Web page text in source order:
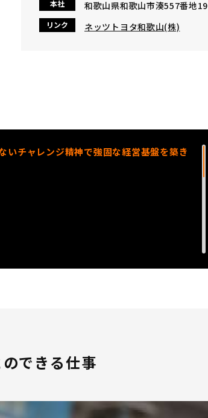
本社 和歌山県和歌山市湊557番地19
リンク ネッツトヨタ和歌山(株)
いチャレンジ精神で強固な経営基盤を築き
できる仕事